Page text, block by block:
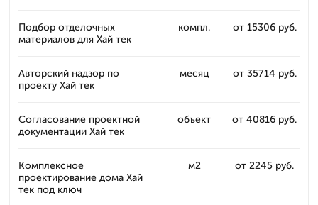
Подбор отделочных
материалов для Хай тек
компл. от 15306 руб.
Авторский надзор по
проекту Хай тек
месяц от 35714 руб.
Согласование проектной
документации Хай тек
объект от 40816 руб.
Комплексное
проектирование дома Хай
тек под ключ
м2 от 2245 руб.